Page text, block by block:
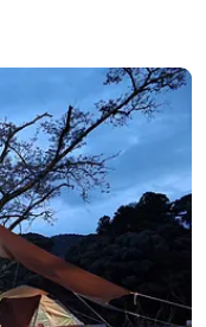
トです。 wi-fi完
た近くには廃校を活用